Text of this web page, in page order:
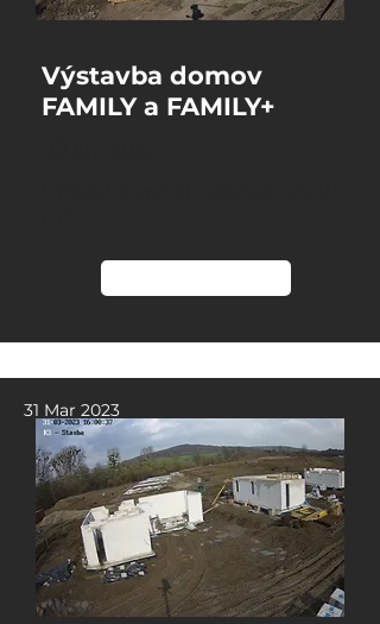
Výstavba domov
FAMILY a FAMILY+
31 Mar 2023